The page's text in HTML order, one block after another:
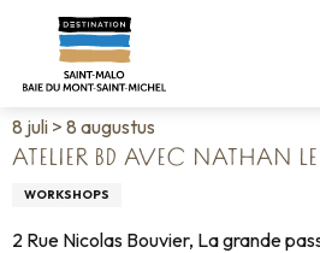
contenu
Home Wonen zoals thuis
Atelier BD avec Nathan Lemonnier
8 juli > 8 augustus
ATELIER BD AVEC NATHAN
WORKSHOPS
2 Rue Nicolas Bouvier, La grande